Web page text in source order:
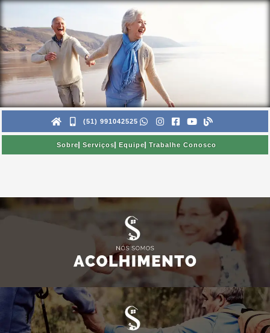
Ir
o
conteúdo
(51) 991042525
Sobre Serviços Equipe Trabalhe Conosco